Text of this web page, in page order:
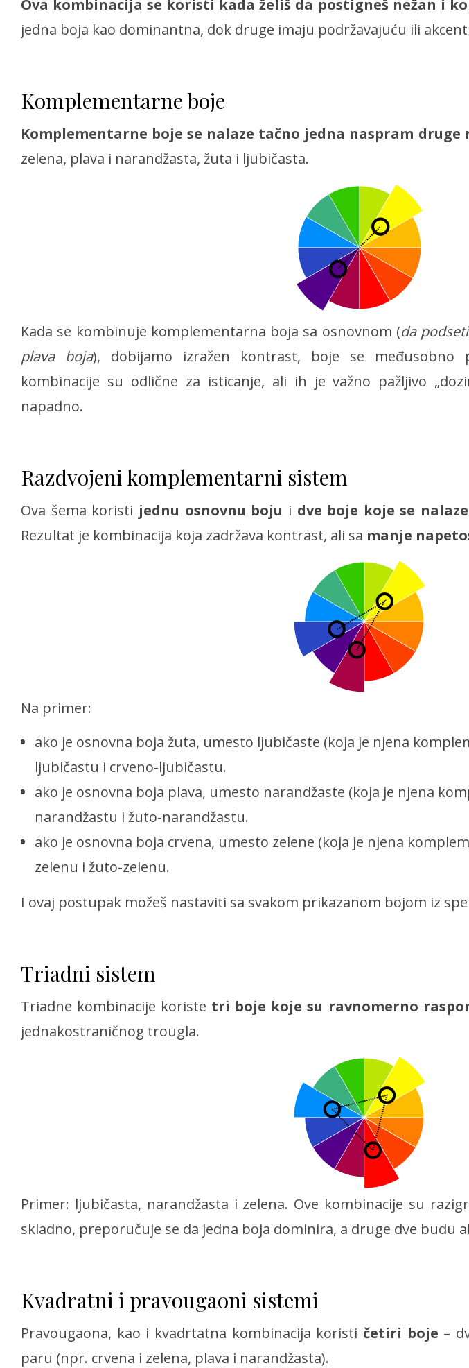
Ova kombinacija se koristi kada želiš da postigneš nežan i
jedna boja kao dominantna, dok druge imaju podržavajuću ili
Komplementarne boje
Komplementarne boje se nalaze tačno jedna naspram druge
zelena, plava i narandžasta, žuta i ljubičasta.
Kada se kombinuje komplementarna boja sa osnovnom (da
plava boja), dobijamo izražen kontrast, boje se međusobno
kombinacije su odlične za isticanje, ali ih je važno pažljivo
napadno.
Razdvojeni komplementarni sistem
Ova šema koristi jednu osnovnu boju i dve boje koje se
Rezultat je kombinacija koja zadržava kontrast, ali sa manje
Na primer:
ako je osnovna boja žuta, umesto ljubičaste (koja je njena
ljubičastu i crveno-ljubičastu.
ako je osnovna boja plava, umesto narandžaste (koja je njena
narandžastu i žuto-narandžastu.
ako je osnovna boja crvena, umesto zelene (koja je njena
zelenu i žuto-zelenu.
I ovaj postupak možeš nastaviti sa svakom prikazanom bojom iz
Triadni sistem
Triadne kombinacije koriste tri boje koje su ravnomerno
jednakostraničnog trougla.
Primer: ljubičasta, narandžasta i zelena. Ove kombinacije su
skladno, preporučuje se da jedna boja dominira, a druge dve budu
Kvadratni i pravougaoni sistemi
Pravougaona, kao i kvadrtatna kombinacija koristi četiri boje –
paru (npr. crvena i zelena, plava i narandžasta).